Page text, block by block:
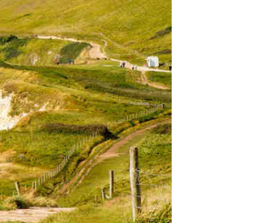
ou en appuyant dessus et en les faisant glisser.